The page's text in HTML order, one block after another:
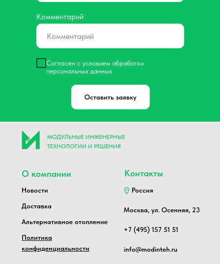
Комментарий
Согласен с условием обработки
персональных данных
Оставить заявку
МОДУЛЬНЫЕ ИНЖЕНЕРНЫЕ
ТЕХНОЛОГИИ И РЕШЕНИЯ
Контакты
О компании
Новости Россия
+7 (495) 157 51 51
Москва, ул. Осенняя, 23
Политика
конфиденциальности
info@modinteh.ru
Альтернативное отопление
Доставка